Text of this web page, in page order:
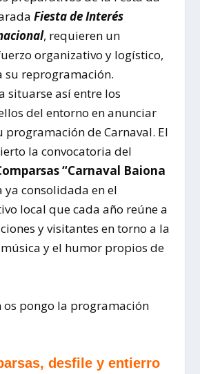
Fiesta de Interés
, requieren un
organizativo y logístico,
su reprogramación.
situarse así entre los
del entorno en anunciar
programación de Carnaval. El
la convocatoria del
“Carnaval Baiona
ya consolidada en el
local que cada año reúne a
y visitantes en torno a la
y el humor propios de
os pongo la programación
desfile y entierro